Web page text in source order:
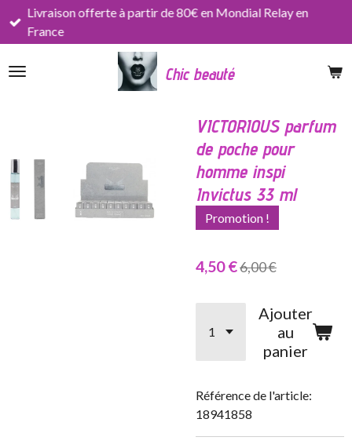
Passer
principal
Chic beauté
Livraison offerte à partir de 80€ en Mondial Relay en
France
VICTORIOUS parfum
de poche pour
homme inspi
Invictus 33 ml
Promotion !
4,50 €6,00 €
Ajouter
au
panier
Référence de l'article:
18941858